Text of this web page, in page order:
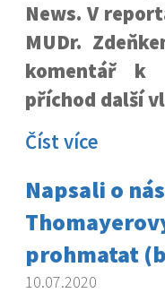
News. V
MUDr.
komentář k
příchod další
Číst více
Napsali o
prohmatat
10.07.2020